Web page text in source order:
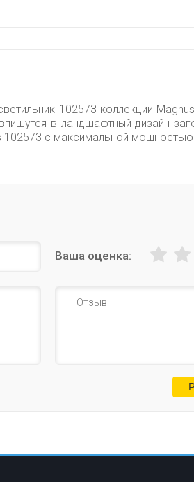
102573 коллекции
в ландшафтный дизайн
102573 с максимальной
Ваша оценка: